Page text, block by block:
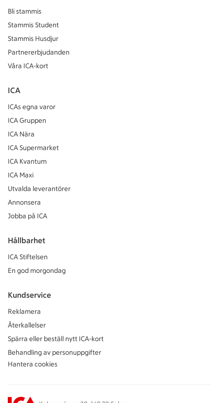
Bli stammis
Stammis Student
Stammis Husdjur
Partnererbjudanden
Våra ICA-kort
ICA
ICAs egna varor
ICA Gruppen
ICA Nära
ICA Supermarket
ICA Kvantum
ICA Maxi
Utvalda leverantörer
Annonsera
Jobba på ICA
Hållbarhet
ICA Stiftelsen
En god morgondag
Kundservice
Reklamera
Återkallelser
Spärra eller beställ nytt ICA-kort
Behandling av personuppgifter
Hantera cookies